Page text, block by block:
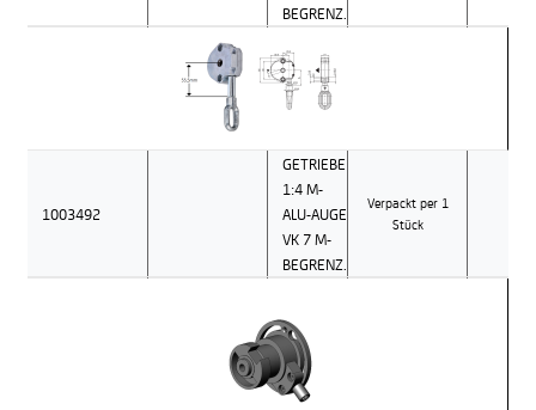
BEGRENZ.
1003492
GETRIEBE
1:4 M-
ALU-AUGE
VK 7 M-
BEGRENZ.
Verpackt per 1
Stück